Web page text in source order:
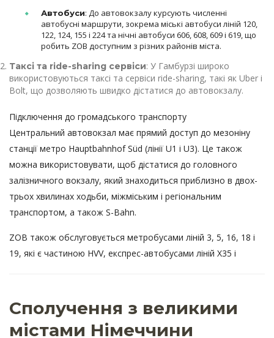
Автобуси: До автовокзалу курсують численні
автобусні маршрути, зокрема міські автобуси ліній 120,
122, 124, 155 і 224 та нічні автобуси 606, 608, 609 і 619, що
робить ZOB доступним з різних районів міста.
Таксі та ride-sharing сервіси: У Гамбурзі широко
використовуються таксі та сервіси ride-sharing, такі як Uber і
Bolt, що дозволяють швидко дістатися до автовокзалу.
Підключення до громадського транспорту
Центральний автовокзал має прямий доступ до мезоніну
станції метро Hauptbahnhof Süd (лінії U1 і U3). Це також
можна використовувати, щоб дістатися до головного
залізничного вокзалу, який знаходиться приблизно в двох-
трьох хвилинах ходьби, міжміським і регіональним
транспортом, а також S-Bahn.
ZOB також обслуговується метробусами ліній 3, 5, 16, 18 і
19, які є частиною HVV, експрес-автобусами ліній X35 і
Сполучення з великими
містами Німеччини